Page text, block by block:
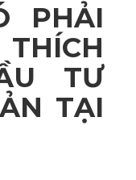
PHẢI
TƯ
TẠI